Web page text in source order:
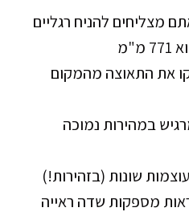
מצליחים להניח רגליים
את התאוצה מהמקום
במהירות נמוכה
שונות (בזהירות!)
מספקות שדה ראייה